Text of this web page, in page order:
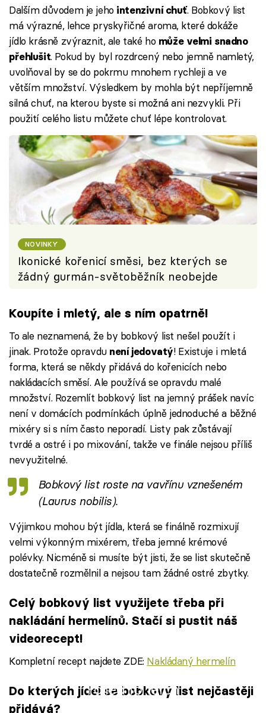
Dalším důvodem je jeho intenzivní chuť. Bobkový list
má výrazné, lehce pryskyřičné aroma, které dokáže
jídlo krásně zvýraznit, ale také ho může velmi snadno
přehlušit. Pokud by byl rozdrcený nebo jemně namletý,
uvolňoval by se do pokrmu mnohem rychleji a ve
větším množství. Výsledkem by mohla být nepříjemně
silná chuť, na kterou byste si možná ani nezvykli. Při
použití celého listu můžete chuť lépe kontrolovat.
NOVINKY
Ikonické kořenicí směsi, bez kterých se
žádný gurmán-světoběžník neobejde
Koupíte i mletý, ale s ním opatrně!
To ale neznamená, že by bobkový list nešel použít i
jinak. Protože opravdu není jedovatý! Existuje i mletá
forma, která se někdy přidává do kořenicích nebo
nakládacích směsí. Ale používá se opravdu malé
množství. Rozemlít bobkový list na jemný prášek navíc
není v domácích podmínkách úplně jednoduché a běžné
mixéry si s ním často neporadí. Listy pak zůstávají
tvrdé a ostré i po mixování, takže ve finále nejsou příliš
nevyužitelné.
Bobkový list roste na vavřínu vznešeném
(Laurus nobilis).
Výjimkou mohou být jídla, která se finálně rozmixují
velmi výkonným mixérem, třeba jemné krémové
polévky. Nicméně si musíte být jisti, že se list skutečně
dostatečně rozmělnil a nejsou tam žádné ostré zbytky.
Celý bobkový list využijete třeba při
nakládání hermelínů. Stačí si pustit náš
videorecept!
Kompletní recept najdete ZDE: Nakládaný hermelín
Failed to fetch
Do kterých jídel se bobkový list nejčastěji
přidává?